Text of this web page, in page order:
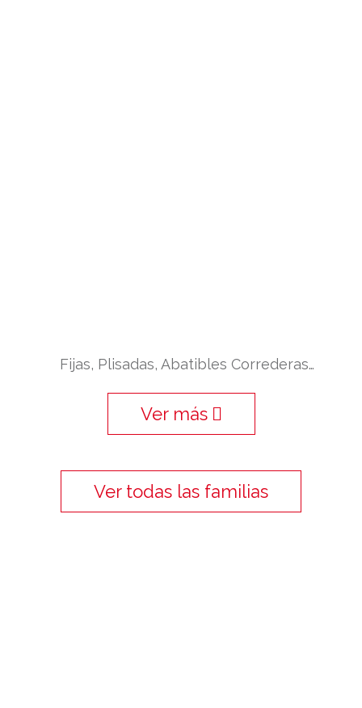
Fijas, Plisadas, Abatibles Correderas…
Ver más
Ver todas las familias